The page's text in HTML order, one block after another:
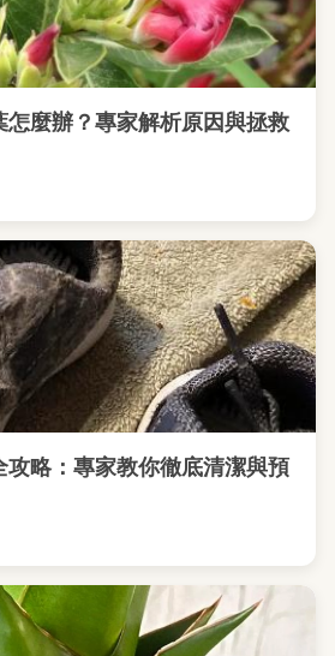
怎麼辦？專家解析原因與拯救
攻略：專家教你徹底清潔與預